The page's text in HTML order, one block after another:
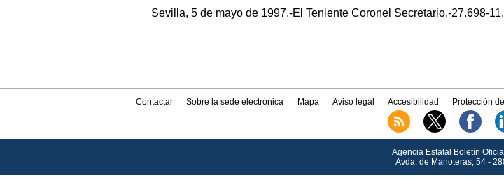
Sevilla, 5 de mayo de 1997.-El Teniente Coronel Secretario.-27.698-11.
Contactar Sobre la sede electrónica Mapa Aviso legal Accesibilidad Protección
Agencia Estatal Boletín
Avda.de Manoteras, 54 -